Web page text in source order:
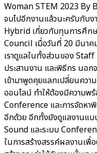
Woman STEM 2023 By
จบไปอีกงานแล้วนะครับกับ
Hybrid เกี่ยวกับทุนการศึก
Council เมื่อวันที่ 20 มีนาค
เราดูแลในทั้งส่วนของ
ประสานงาน และพิธีกร นอ
เข้ามาพูดคุยแลกเปลี่ยนคว
ออนไลน์ ทำให้ต้องมีความพ
Conference และการจัดหา
อีกด้วย อีกทั้งยังดูแลงานแ
Sound และระบบ
ในการสร้างสรรค์ผลงานเพื่